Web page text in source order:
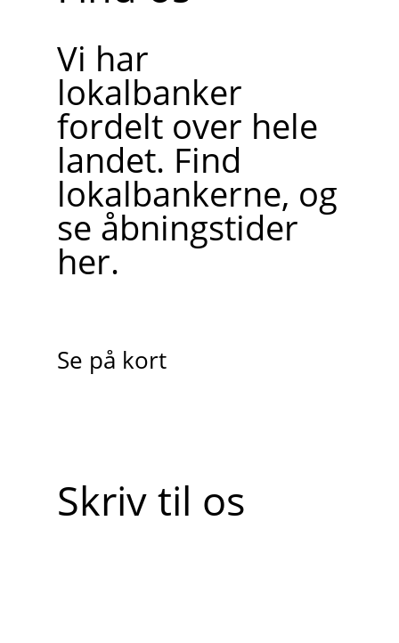
Vi har
lokalbanker
fordelt over hele
landet. Find
lokalbankerne, og
se åbningstider
her.
Se på kort
Skriv til os